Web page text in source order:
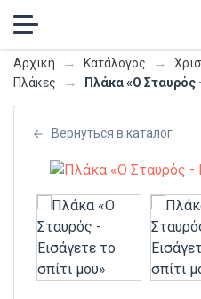
Αρχική → Κατάλογος →
Πλάκες → Πλάκα «Ο Σταυρός
Вернуться в каталог